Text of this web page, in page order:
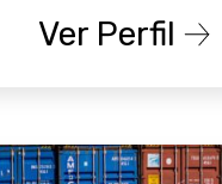
Ver Perfil